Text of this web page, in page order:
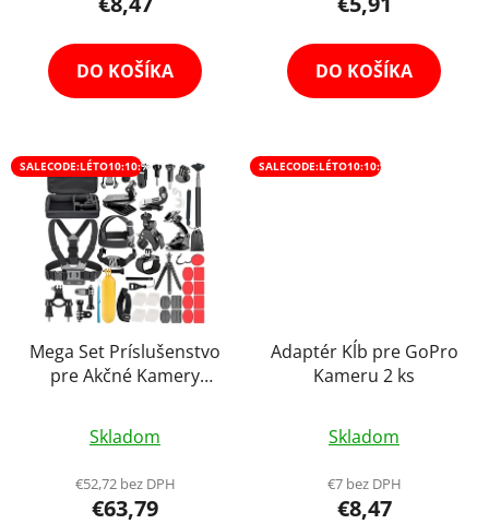
DO KOŠÍKA
z
DO KOŠÍKA
SALECODE:LÉTO10:10:%
Mega Set Príslušenstvo
pre Akčné Kamery
DJI Osmo Action,
Niceboy, apod)
hodnotenie
produktu
je
Skladom
€52,72 bez DPH
€63,79
SALECODE:LÉTO10:10:%
Adaptér Kĺb pre GoPro
Kameru 2 ks
Skladom
€7 bez DPH
€8,47